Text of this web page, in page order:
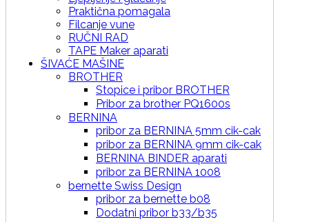
Praktična pomagala
Filcanje vune
RUČNI RAD
TAPE Maker aparati
ŠIVAĆE MAŠINE
BROTHER
Stopice i pribor BROTHER
Pribor za brother PQ1600s
BERNINA
pribor za BERNINA 5mm cik-cak
pribor za BERNINA 9mm cik-cak
BERNINA BINDER aparati
pribor za BERNINA 1008
bernette Swiss Design
pribor za bernette b08
Dodatni pribor b33/b35